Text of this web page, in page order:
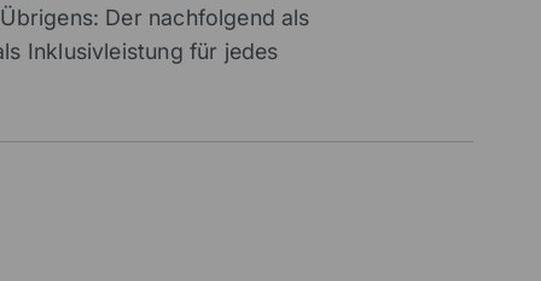
Der nachfolgend als
Inklusivleistung für jedes